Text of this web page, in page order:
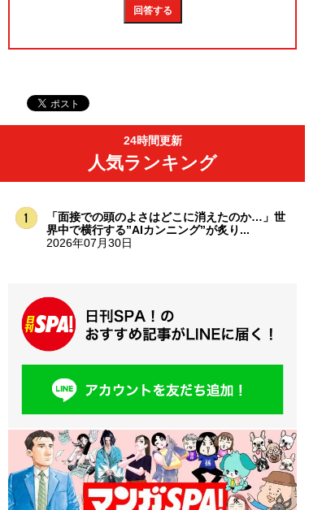
24時間更新
人気ランキング
「面接での頭のよさはどこに消えたのか…」世
界中で横行する”AIカンニング”が炙り...
2026年07月30日